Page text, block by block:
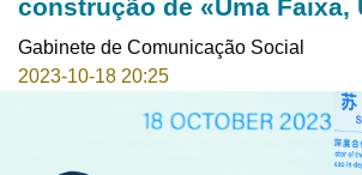
construção de «Uma Faixa,
Gabinete de Comunicação Social
2023-10-18 20:25